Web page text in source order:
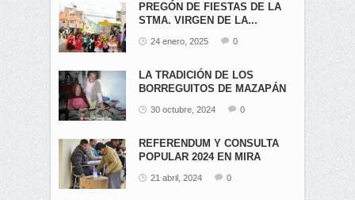
PREGÓN DE FIESTAS DE LA
STMA. VIRGEN DE LA...
24 enero, 2025 0
LA TRADICIÓN DE LOS
BORREGUITOS DE MAZAPÁN
30 octubre, 2024 0
REFERENDUM Y CONSULTA
POPULAR 2024 EN MIRA
21 abril, 2024 0